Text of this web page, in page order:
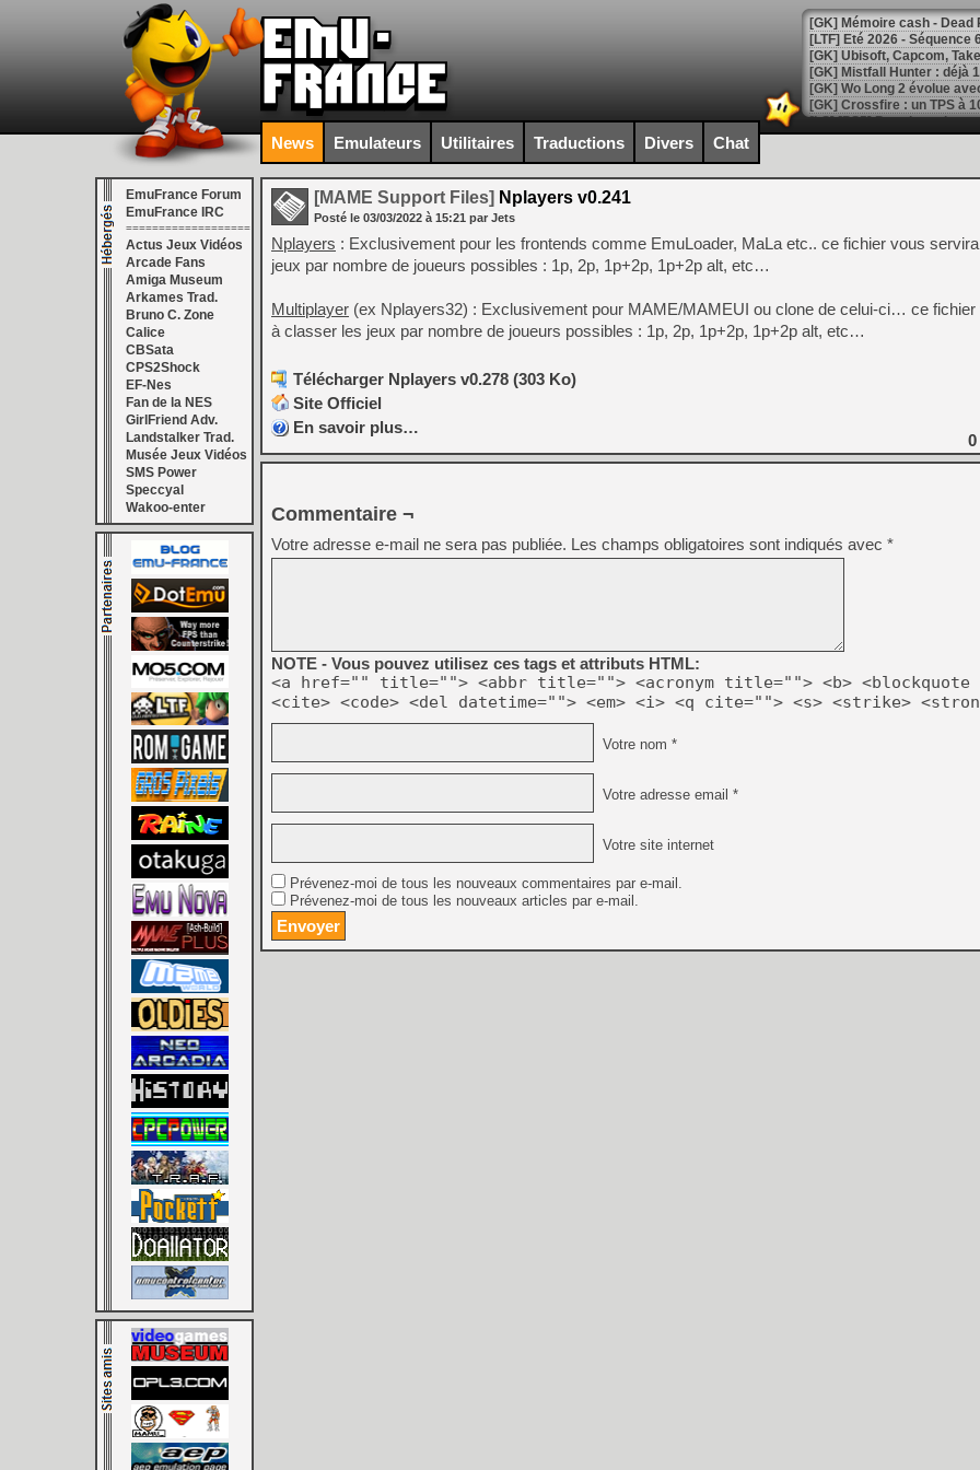
[LTF] Eté 2026 - Séquence
[GK] Mistfall Hunter : déjà
[GK] Wo Long 2 évolue
[GK] Crossfire : un TPS à
[LS] [PS5] Premiers
[Mo5] DOOM arrive en
[GK] Bethesda fête les 30
[GK] Roblox : l'action en
[GK] Agenda - GeForce
[LS] [PS5] ps5-y2jb-
[GK] Pourquoi Marvel
[GK] Test : Restory : Chill
[GK] GTA 6 : Rockstar
[GK] Hot Wheels Infinite
[GK] Mémoire cash -
[GK] Résultats Nintendo :
[GK] Déjà des
[Mo5] Brickboy cherche à
[GK] Minecraft et ses «
[GK] Beast of
[GK] Ubisoft : fin de partie
[GK] Mémoire cash -
[GK] Dan Houser (GTA)
[GK] Comment EA Sports
[GK] Crimson Moon : un
[GK] Isle of Reveries : le
[GK] Moonlighter 2 : The
[GK] Capcom relance
[GK] Guillermo del Toro
News Emulateurs Utilitaires Traductions Divers Chat
EmuFrance Forum
EmuFrance IRC
===================
Actus Jeux Vidéos
Arcade Fans
Amiga Museum
Arkames Trad.
Bruno C. Zone
Calice
CBSata
CPS2Shock
EF-Nes
Fan de la NES
GirlFriend Adv.
Landstalker Trad.
Musée Jeux Vidéos
SMS Power
Speccyal
Wakoo-enter
[MAME Support Files] Nplayers v0.241
Posté le 03/03/2022 à 15:21 par Jets
Nplayers : Exclusivement pour les frontends comme EmuLoader, MaLa etc.. ce fichier vous
jeux par nombre de joueurs possibles : 1p, 2p, 1p+2p, 1p+2p alt, etc…
Multiplayer (ex Nplayers32) : Exclusivement pour MAME/MAMEUI ou clone de celui-ci… ce
à classer les jeux par nombre de joueurs possibles : 1p, 2p, 1p+2p, 1p+2p alt, etc…
Télécharger Nplayers v0.278 (303 Ko)
Site Officiel
En savoir plus…
0
Commentaire ¬
Votre adresse e-mail ne sera pas publiée. Les champs obligatoires sont indiqués avec *
NOTE - Vous pouvez utilisez ces tags et attributs HTML:
<a href="" title=""> <abbr title=""> <acronym title=""> <b> <blockquote
<cite> <code> <del datetime=""> <em> <i> <q cite=""> <s> <strike>
Votre nom *
Votre adresse email *
Votre site internet
Prévenez-moi de tous les nouveaux commentaires par e-mail.
Prévenez-moi de tous les nouveaux articles par e-mail.